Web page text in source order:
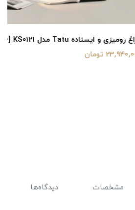
مشخصات دیدگاه‌ها